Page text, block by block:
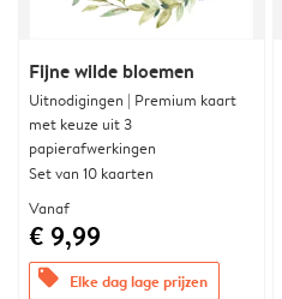
Fijne wilde bloemen
Uitnodigingen | Premium kaart
met keuze uit 3
papierafwerkingen
Set van 10 kaarten
Vanaf
€ 9,99
offers Elke dag lage prijzen